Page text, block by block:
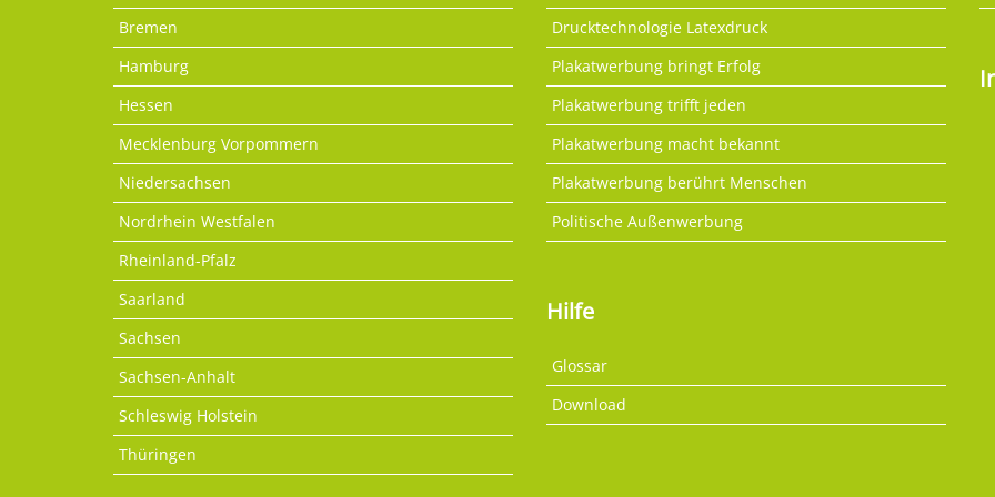
Bremen
Hamburg
Hessen
Mecklenburg Vorpommern
Niedersachsen
Nordrhein Westfalen
Rheinland-Pfalz
Saarland
Sachsen
Sachsen-Anhalt
Schleswig Holstein
Thüringen
Drucktechnologie Latexdruck
Plakatwerbung bringt Erfolg
Plakatwerbung trifft jeden
Plakatwerbung macht bekannt
Plakatwerbung berührt Menschen
Politische Außenwerbung
Hilfe
Glossar
Download